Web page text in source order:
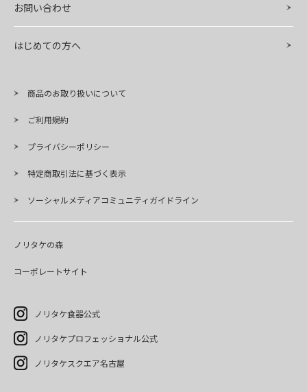
お問い合わせ
はじめての方へ
商品のお取り扱いについて
ご利用規約
プライバシーポリシー
特定商取引法に基づく表示
ソーシャルメディアコミュニティガイドライン
ノリタケの森
コーポレートサイト
ノリタケ食器公式
ノリタケプロフェッショナル公式
ノリタケスクエア名古屋